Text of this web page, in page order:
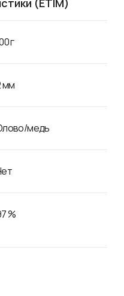
(ETIM)
г
мм
медь
%